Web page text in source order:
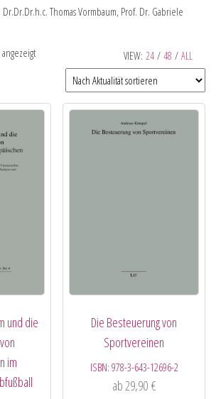
Thomas Vormbaum, Prof. Dr. Gabriele
VIEW: 24 / 48 / ALL
und die
im
Die Besteuerung von
Sportvereinen
ISBN: 978-3-643-12696-2
ab29,90 €